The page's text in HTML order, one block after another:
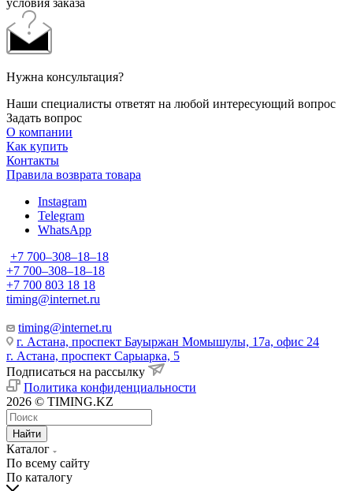
Нужна консультация?
Наши специалисты ответят на любой интересующий вопрос
Задать вопрос
О компании
Как купить
Контакты
Правила возврата товара
Instagram
Telegram
WhatsApp
+7 700‒308‒18‒18
+7 700‒308‒18‒18
+7 700 803 18 18
timing@internet.ru
timing@internet.ru
г. Астана, проспект Бауыржан Момышулы, 17а, офис 24
г. Астана, проспект Сарыарка, 5
Подписаться на рассылку
Политика конфиденциальности
2026 © TIMING.KZ
Найти
Каталог
По всему сайту
По каталогу